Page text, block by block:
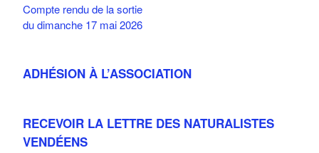
Compte rendu de la sortie
du dimanche 17 mai 2026
ADHÉSION À L’ASSOCIATION
RECEVOIR LA LETTRE DES NATURALISTES
VENDÉENS